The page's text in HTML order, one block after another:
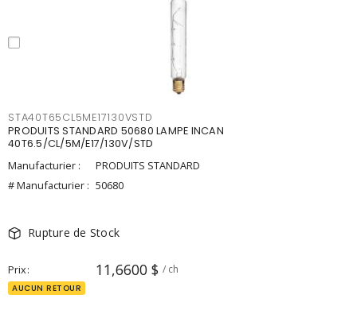
STA40T65CL5ME17130VSTD
PRODUITS STANDARD 50680 LAMPE INCAN
40T6.5/CL/5M/E17/130V/STD
Manufacturier :
PRODUITS STANDARD
# Manufacturier : 50680
Rupture de Stock
Prix 11,6600 $ / ch
AUCUN RETOUR